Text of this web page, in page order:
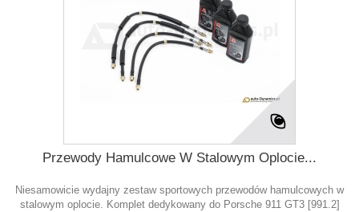
Przewody Hamulcowe W Stalowym Oplocie...
Niesamowicie wydajny zestaw sportowych przewodów hamulcowych w
stalowym oplocie. Komplet dedykowany do Porsche 911 GT3 [991.2]